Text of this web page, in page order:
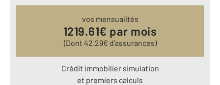
vos mensualités
1219.61€ par mois
(Dont 42.29€ d’assurances)
Crédit immobilier simulation
et premiers calculs